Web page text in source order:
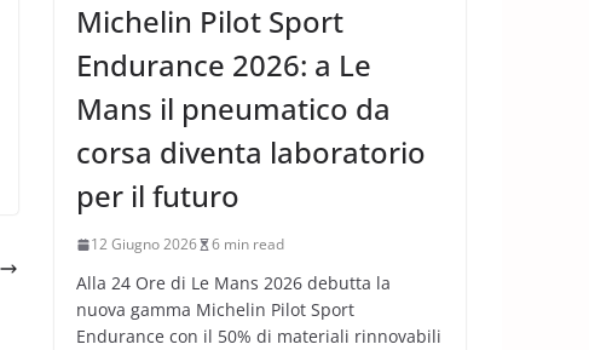
Michelin Pilot Sport
Endurance 2026: a Le
Mans il pneumatico da
corsa diventa laboratorio
per il futuro
12 Giugno 2026 6 min read
Alla 24 Ore di Le Mans 2026 debutta la
nuova gamma Michelin Pilot Sport
Endurance con il 50% di materiali rinnovabili